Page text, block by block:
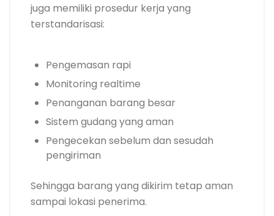
juga memiliki prosedur kerja yang
terstandarisasi:
Pengemasan rapi
Monitoring realtime
Penanganan barang besar
Sistem gudang yang aman
Pengecekan sebelum dan sesudah
pengiriman
Sehingga barang yang dikirim tetap aman
sampai lokasi penerima.